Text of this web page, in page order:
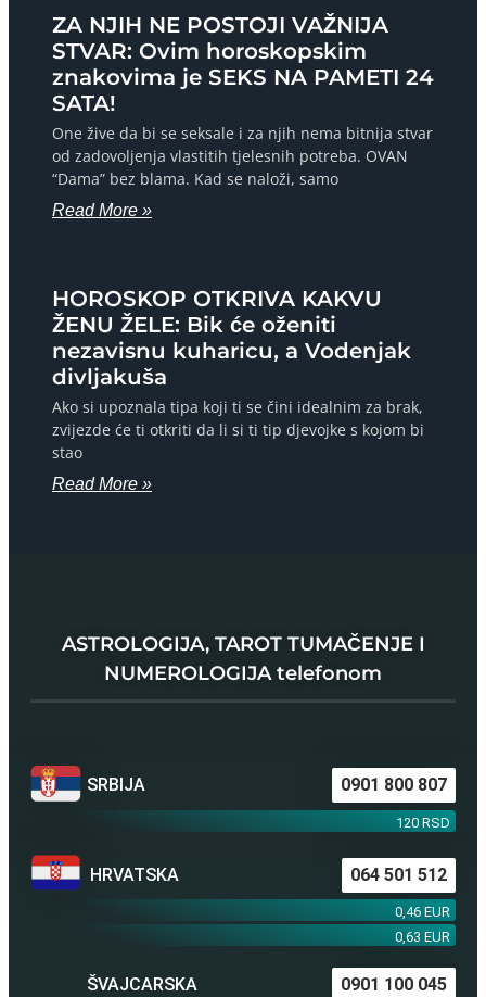
ZA NJIH NE POSTOJI VAŽNIJA
STVAR: Ovim horoskopskim
znakovima je SEKS NA PAMETI 24
SATA!
One žive da bi se seksale i za njih nema bitnija stvar
od zadovoljenja vlastitih tjelesnih potreba. OVAN
“Dama” bez blama. Kad se naloži, samo
Read More »
HOROSKOP OTKRIVA KAKVU
ŽENU ŽELE: Bik će oženiti
nezavisnu kuharicu, a Vodenjak
divljakuša
Ako si upoznala tipa koji ti se čini idealnim za brak,
zvijezde će ti otkriti da li si ti tip djevojke s kojom bi
stao
Read More »
ASTROLOGIJA, TAROT TUMAČENJE I
NUMEROLOGIJA telefonom
SRBIJA 0901 800 807
120 RSD
HRVATSKA 064 501 512
0,46 EUR
0,63 EUR
ŠVAJCARSKA 0901 100 045